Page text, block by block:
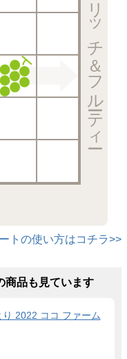
リッチ＆フルーティー
トの使い方はコチラ>>
商品も見ています
り 2022 ココ ファーム